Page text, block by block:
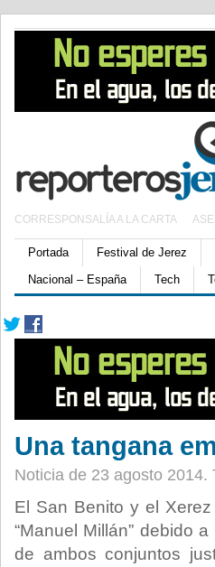
CORRESPONSALÍA A LA CARTA
Portada Festival de Jerez
Nacional – España
Tech
Una tangana
Noticia de 23 agosto 2014.
El San Benito y el
“Manuel Millán” debido
de ambos conjuntos